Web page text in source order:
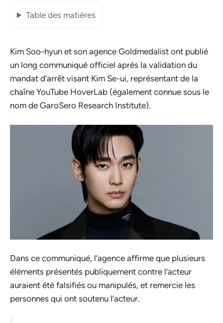
Table des matières
Kim Soo-hyun et son agence Goldmedalist ont publié
un long communiqué officiel après la validation du
mandat d’arrêt visant Kim Se-ui, représentant de la
chaîne YouTube HoverLab (également connue sous le
nom de GaroSero Research Institute).
Dans ce communiqué, l’agence affirme que plusieurs
éléments présentés publiquement contre l’acteur
auraient été falsifiés ou manipulés, et remercie les
personnes qui ont soutenu l’acteur.